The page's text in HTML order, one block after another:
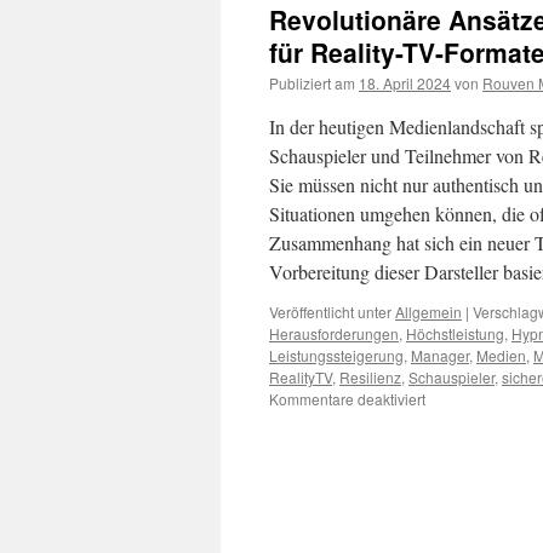
Revolutionäre
für Reality-TV-
Publiziert am 18. April 2024von Rouven
In der heutigen Medienlandschaft
Schauspieler und Teilnehmer von
Sie müssen nicht nur authentisch
Situationen umgehen können, die
Zusammenhang hat sich ein neuer
Vorbereitung dieser Darsteller
Veröffentlicht unterAllgemein |
Herausforderungen, Höchstleistung,
Leistungssteigerung, Manager, Medien,
RealityTV, Resilienz, Schauspieler,
Kommentare deaktiviertfür